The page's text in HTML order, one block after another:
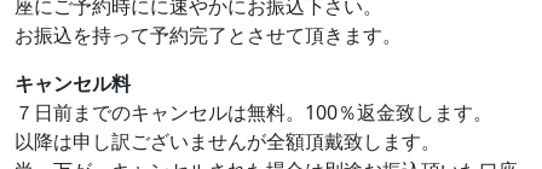
座にご予約時にに速やかにお振込下さい。
お振込を持って予約完了とさせて頂きます。
キャンセル料
７日前までのキャンセルは無料。100％返金致します。
以降は申し訳ございませんが全額頂戴致します。